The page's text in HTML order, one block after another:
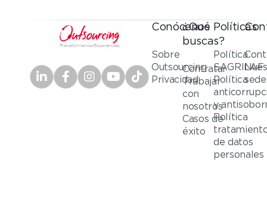
Conócenos
Sobre
Outsourcing
Privacidad
¿Qué
buscas?
Contratar
Trabajar
con
nosotros
Casos de
éxito
Políticas
Política
SAGRILAF
Política
y
Política
de datos
personales